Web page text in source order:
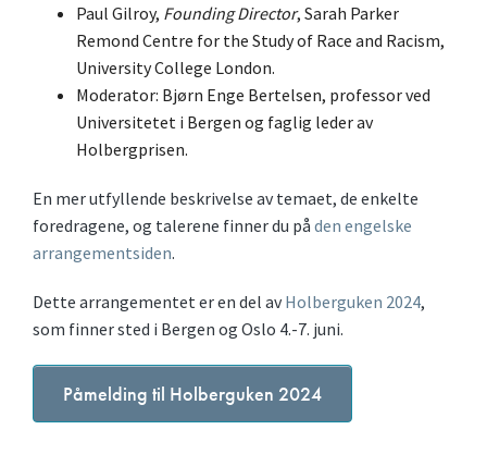
Paul Gilroy, Founding Director, Sarah Parker
Remond Centre for the Study of Race and Racism,
University College London.
Moderator: Bjørn Enge Bertelsen, professor ved
Universitetet i Bergen og faglig leder av
Holbergprisen.
En mer utfyllende beskrivelse av temaet, de enkelte
foredragene, og talerene finner du på den engelske
arrangementsiden.
Dette arrangementet er en del avHolberguken 2024,
som finner sted i Bergen og Oslo 4.-7. juni.
Påmelding til Holberguken 2024